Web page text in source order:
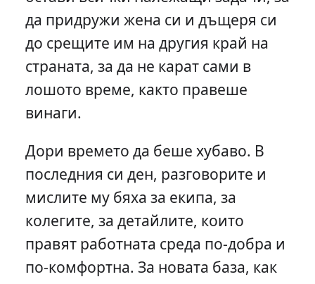
да придружи жена си и дъщеря си
до срещите им на другия край на
страната, за да не карат сами в
лошото време, както правеше
винаги.
Дори времето да беше хубаво. В
последния си ден, разговорите и
мислите му бяха за екипа, за
колегите, за детайлите, които
правят работната среда по-добра и
по-комфортна. За новата база, как